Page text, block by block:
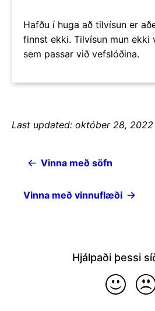
Hafðu í huga að tilvísun er
finnst ekki. Tilvísun mun ekki
sem passar við vefslóðina.
Last updated: október 28, 2022
Vinna með söfn
Vinna með vinnuflæði
Hjálpaði þessi